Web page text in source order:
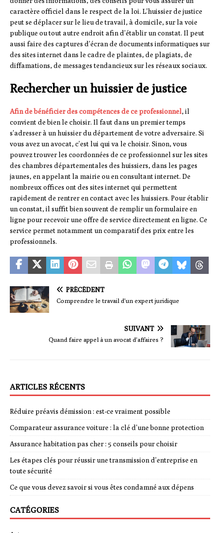
caractère officiel dans le respect de la loi. L’huissier de justice
peut se déplacer sur le lieu de travail, à domicile, sur la voie
publique ou tout autre endroit afin d’établir un constat. Il peut
aussi faire des captures d’écran de documents informatiques sur
des sites internet dans le cadre de plaintes, de plagiats, de
diffamations, de messages tendancieux sur les réseaux sociaux.
Rechercher un huissier de justice
Afin de bénéficier des compétences de ce professionnel, il
convient de bien le choisir. Il faut dans un premier temps
s’adresser à un huissier du département de votre adversaire. Si
vous avez un avocat, c’est lui qui va le choisir. Sinon, vous
pouvez trouver les coordonnées de ce professionnel sur les sites
des chambres départementales des huissiers, dans les pages
jaunes, en appelant la mairie ou en consultant internet. De
nombreux offices ont des sites internet qui permettent
rapidement de rentrer en contact avec les huissiers. Pour établir
un constat, il suffit bien souvent de remplir un formulaire en
ligne pour recevoir une offre de service directement en ligne. Ce
service permet notamment un comparatif des prix entre les
professionnels.
PRÉCÉDENT
Comprendre le travail d’un expert juridique
SUIVANT
Quand faire appel à un avocat d’affaires ?
ARTICLES RÉCENTS
Réduire préavis démission : est-ce vraiment possible
Comparateur assurance voiture : la clé d’une bonne protection
Assurance habitation pas cher : 5 conseils pour choisir
Les étapes clés pour réussir une transmission d’entreprise en
toute sécurité
Ce que vous devez savoir si vous êtes condamné aux dépens
CATÉGORIES